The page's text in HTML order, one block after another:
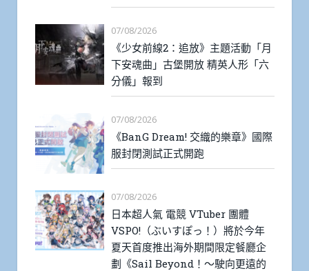
07/08/2026
《少女前線2：追放》主題活動「月
下安魂曲」古堡開放 精英人形「六
分儀」報到
07/08/2026
《BanG Dream! 交織的樂章》國際
服封閉測試正式開跑
07/08/2026
日本超人氣 電競 VTuber 團體
VSPO!（ぶいすぽっ！）將於今年
夏天首度推出海外期間限定餐廳企
劃《Sail Beyond！～駛向更遠的